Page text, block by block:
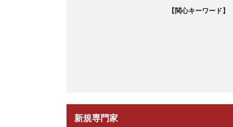
【関心キーワード】
新規専門家